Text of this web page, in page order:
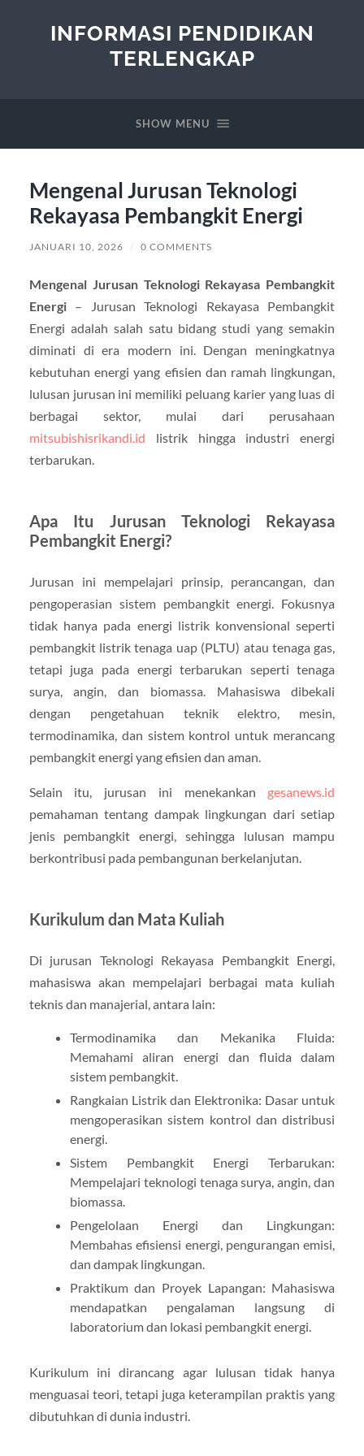
INFORMASI PENDIDIKAN
TERLENGKAP
SHOW MENU
Mengenal Jurusan Teknologi
Rekayasa Pembangkit Energi
JANUARI 10, 2026 / 0 COMMENTS
Mengenal Jurusan Teknologi Rekayasa Pembangkit
Energi– Jurusan Teknologi Rekayasa Pembangkit
Energi adalah salah satu bidang studi yang semakin
diminati di era modern ini. Dengan meningkatnya
kebutuhan energi yang efisien dan ramah lingkungan,
lulusan jurusan ini memiliki peluang karier yang luas di
berbagai sektor, mulai dari perusahaan
mitsubishisrikandi.id listrik hingga industri energi
terbarukan.
Apa Itu Jurusan Teknologi Rekayasa
Pembangkit Energi?
Jurusan ini mempelajari prinsip, perancangan, dan
pengoperasian sistem pembangkit energi. Fokusnya
tidak hanya pada energi listrik konvensional seperti
pembangkit listrik tenaga uap (PLTU) atau tenaga gas,
tetapi juga pada energi terbarukan seperti tenaga
surya, angin, dan biomassa. Mahasiswa dibekali
dengan pengetahuan teknik elektro, mesin,
termodinamika, dan sistem kontrol untuk merancang
pembangkit energi yang efisien dan aman.
Selain itu, jurusan ini menekankan gesanews.id
pemahaman tentang dampak lingkungan dari setiap
jenis pembangkit energi, sehingga lulusan mampu
berkontribusi pada pembangunan berkelanjutan.
Kurikulum dan Mata Kuliah
Di jurusan Teknologi Rekayasa Pembangkit Energi,
mahasiswa akan mempelajari berbagai mata kuliah
teknis dan manajerial, antara lain:
Termodinamika dan Mekanika Fluida:
Memahami aliran energi dan fluida dalam
sistem pembangkit.
Rangkaian Listrik dan Elektronika: Dasar untuk
mengoperasikan sistem kontrol dan distribusi
energi.
Sistem Pembangkit Energi Terbarukan:
Mempelajari teknologi tenaga surya, angin, dan
biomassa.
Pengelolaan Energi dan Lingkungan:
Membahas efisiensi energi, pengurangan emisi,
dan dampak lingkungan.
Praktikum dan Proyek Lapangan: Mahasiswa
mendapatkan pengalaman langsung di
laboratorium dan lokasi pembangkit energi.
Kurikulum ini dirancang agar lulusan tidak hanya
menguasai teori, tetapi juga keterampilan praktis yang
dibutuhkan di dunia industri.